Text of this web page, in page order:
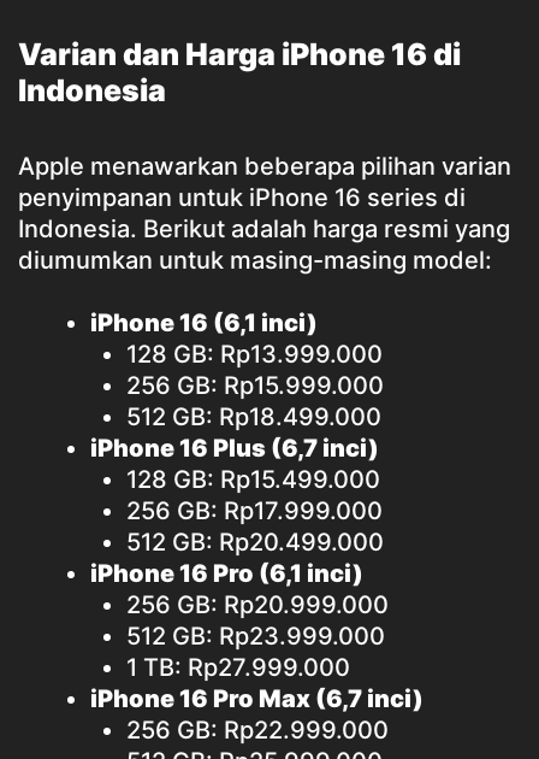
Varian dan Harga iPhone 16 di
Indonesia
Apple menawarkan beberapa pilihan varian
penyimpanan untuk iPhone 16 series di
Indonesia. Berikut adalah harga resmi yang
diumumkan untuk masing-masing model:
iPhone 16 (6,1 inci)
128 GB: Rp13.999.000
256 GB: Rp15.999.000
512 GB: Rp18.499.000
iPhone 16 Plus (6,7 inci)
128 GB: Rp15.499.000
256 GB: Rp17.999.000
512 GB: Rp20.499.000
iPhone 16 Pro (6,1 inci)
256 GB: Rp20.999.000
512 GB: Rp23.999.000
1 TB: Rp27.999.000
iPhone 16 Pro Max (6,7 inci)
256 GB: Rp22.999.000